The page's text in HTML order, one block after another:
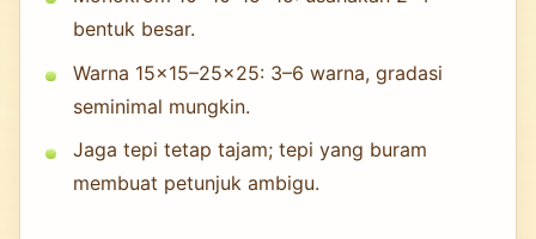
bentuk besar.
Warna 15×15–25×25: 3–6 warna, gradasi
seminimal mungkin.
Jaga tepi tetap tajam; tepi yang buram
membuat petunjuk ambigu.